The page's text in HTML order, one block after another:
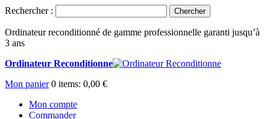
Rechercher : Chercher
Ordinateur reconditionné de gamme professionnelle garanti jusqu’à
3 ans
Ordinateur Reconditionne
Mon panier 0 items: 0,00 €
Mon compte
Commander